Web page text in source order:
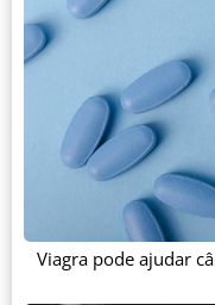
Viagra pode ajudar